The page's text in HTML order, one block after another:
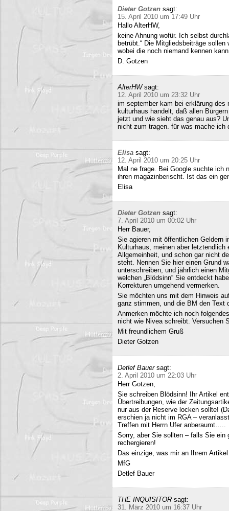
Dieter Gotzen sagt:
15. April 2010 um 17:49 Uhr
Hallo AlterHW,
keine Ahnung wofür. Ich selbst
betrübt.“ Die Mitgliedsbeiträge
wobei die noch niemand kennen
D. Gotzen
AlterHW sagt:
12. April 2010 um 23:32 Uhr
im september kam bei erklärung
kulturhaus handelt, daß allen
jetzt und wie sieht das genau aus?
nicht zum tragen. für was mache ich
Elisa sagt:
12. April 2010 um 20:25 Uhr
Mal ne frage. Bei Google suchte ich
ihren magazinberischt. Ist das ein
Elisa
Dieter Gotzen sagt:
7. April 2010 um 00:02 Uhr
Herr Bauer,
Sie agieren mit öffentlichen Geldern
Kulturhaus, meinen aber
Allgemeinheit, und schon gar nicht
steht. Nennen Sie hier einen Grund
unterschreiben, und jährlich einen
welchen „Blödsinn“ Sie entdeckt
Korrekturen umgehend vermerken.
Sie möchten uns mit dem Hinweis
ganz stimmen, und die BM den Text
Anmerken möchte ich noch
nicht wie Nivea schreibt. Versuchen
Mit freundlichem Gruß
Dieter Gotzen
Detlef Bauer sagt:
2. April 2010 um 22:03 Uhr
Herr Gotzen,
Sie schreiben Blödsinn! Ihr Artikel
Übertreibungen, wie der
nur aus der Reserve locken sollte!
erschien ja nicht im RGA –
Treffen mit Herrn Ufer anberaumt…..
Sorry, aber Sie sollten – falls Sie ein
rechergieren!
Das einzige, was mir an Ihrem
MfG
Detlef Bauer
THE INQUISITOR sagt:
31. März 2010 um 16:37 Uhr